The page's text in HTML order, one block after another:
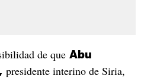
de que Abu
presidente interino de Siria,